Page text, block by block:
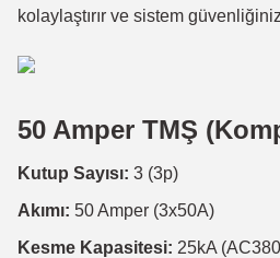
kolaylaştırır ve sistem
50 Amper TMŞ
Kutup Sayısı: 3 (3p)
Akımı: 50 Amper (3x50A)
Kesme Kapasitesi: 25kA